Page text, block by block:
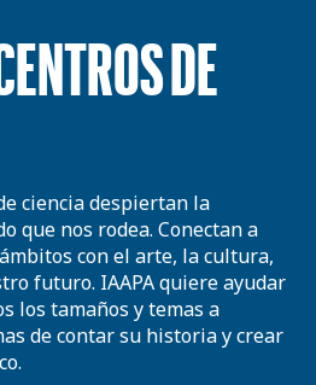
DE
ciencia despiertan la
que nos rodea. Conectan a
con el arte, la cultura,
futuro. IAAPA quiere ayudar
los tamaños y temas a
de contar su historia y crear